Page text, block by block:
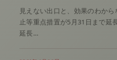
見えない出口と、効果のわか
止等重点措置が5月31日まで延
延長…